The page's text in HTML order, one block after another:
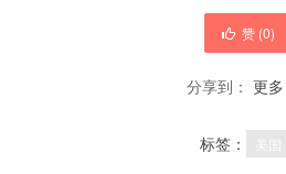
赞 (0)
分享到： 更多
标签： 美国